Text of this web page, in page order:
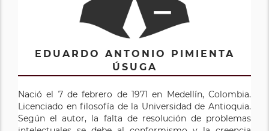
EDUARDO ANTONIO PIMIENTA
ÚSUGA
Nació el 7 de febrero de 1971 en Medellín, Colombia.
Licenciado en filosofía de la Universidad de Antioquia.
Según el autor, la falta de resolución de problemas